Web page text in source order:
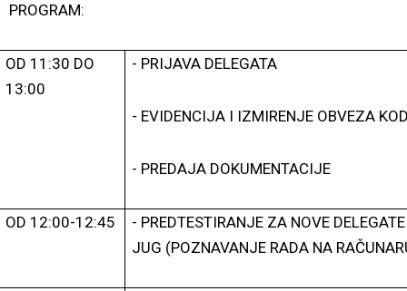
PROGRAM:
OD 11:30 DO
13:00
- PRIJAVA DELEGATA
- EVIDENCIJA I IZMIRENJE OBVEZA
- PREDAJA DOKUMENTACIJE
OD 12:00-12:45
- PREDTESTIRANJE ZA NOVE
JUG (POZNAVANJE RADA NA